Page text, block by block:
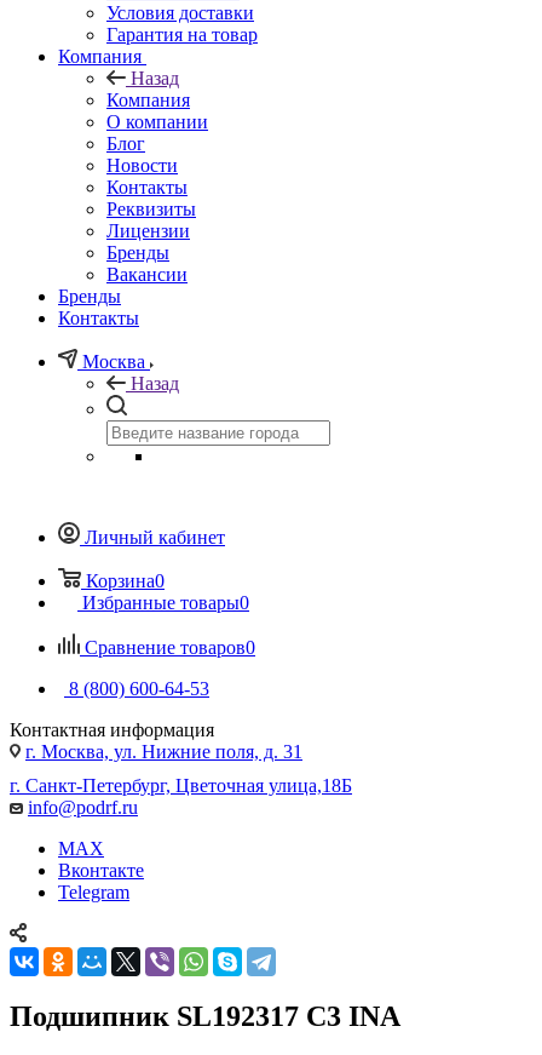
Условия доставки
Гарантия на товар
Компания
Назад
Компания
О компании
Блог
Новости
Контакты
Реквизиты
Лицензии
Бренды
Вакансии
Бренды
Контакты
Москва
Назад
Личный кабинет
Корзина0
Избранные товары0
Сравнение товаров0
8 (800) 600-64-53
Контактная информация
г. Москва, ул. Нижние поля, д. 31
г. Санкт-Петербург, Цветочная улица,18Б
info@podrf.ru
MAX
Вконтакте
Telegram
Подшипник SL192317 C3 INA